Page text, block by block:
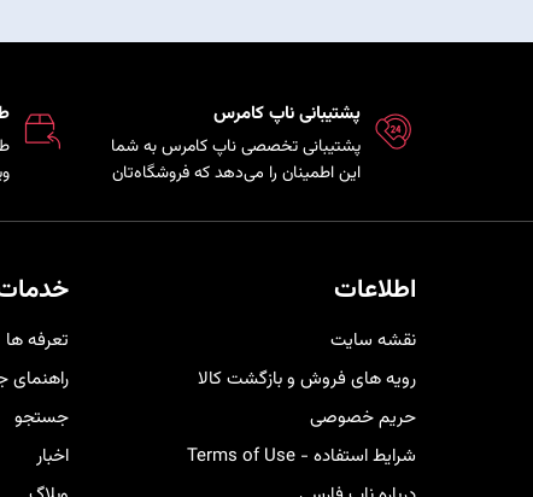
پشتیبانی ناپ کامرس
پشتیبانی تخصصی ناپ کامرس به شما
این اطمینان را می‌دهد که فروشگاه‌تان
فنی در کمترین زمان ممکن برای رفع
کنار شما خواهد بود.اطلاعات
نقشه سایت
رویه های فروش و بازگشت کالا
حریم خصوصی
شرایط استفاده - Terms of Use
تعرفه ها
راهنمای
جستجو
اخبار